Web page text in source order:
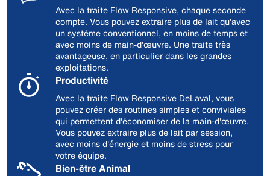
Avec la traite Flow Responsive, chaque seconde
compte. Vous pouvez extraire plus de lait qu'avec
un système conventionnel, en moins de temps et
avec moins de main-d'œuvre. Une traite très
avantageuse, en particulier dans les grandes
exploitations.
Productivité
Avec la traite Flow Responsive DeLaval, vous
pouvez créer des routines simples et conviviales
qui permettent d'économiser de la main-d'œuvre.
Vous pouvez extraire plus de lait par session,
avec moins d'énergie et moins de stress pour
votre équipe.
Bien-être Animal